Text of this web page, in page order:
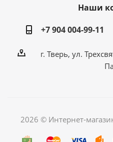
Наши
+7 904 004-99-11
г. Тверь, ул.
2026 © Интернет-